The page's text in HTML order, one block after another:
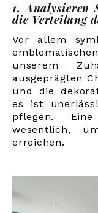
1. Analysieren
die Verteilung
Vor allem
unserem
ausgeprägten
und die
es ist
pflegen.
wesentlich,
erreichen.